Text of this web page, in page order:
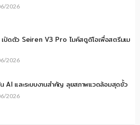
2026
ปิดตัว Seiren V3 Pro ไมค์สตูดิโอเพื่อสตรีมเม
2026
AI และระบบงานสำคัญ ลุยสภาพแวดล้อมสุดขั้ว
2026